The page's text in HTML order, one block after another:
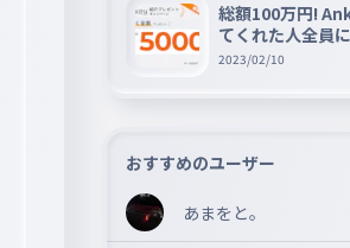
総額100万円!
てくれた人全員
mazon ギフト券
2023/02/10
おすすめのユーザー
あまをと。